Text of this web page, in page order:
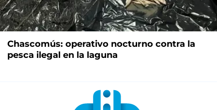
Chascomús: operativo nocturno contra la
pesca ilegal en la laguna